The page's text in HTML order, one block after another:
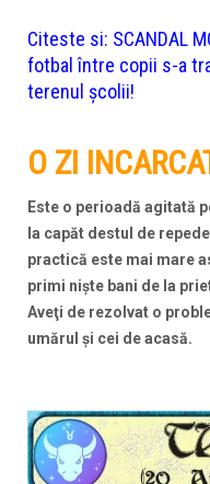
Citeste si: SCANDAL
fotbal între copii s-a
terenul școlii!
O ZI
Este o perioadă agitată
la capăt destul de
practică este mai mare
primi nişte bani de la
Aveţi de rezolvat o
umărul şi cei de acasă.